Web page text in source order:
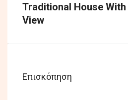
Traditional House With
View
Επισκόπηση